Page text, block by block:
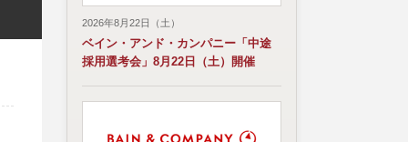
2026年8月22日（土）
ベイン・アンド・カンパニー「中途
採用選考会」8月22日（土）開催